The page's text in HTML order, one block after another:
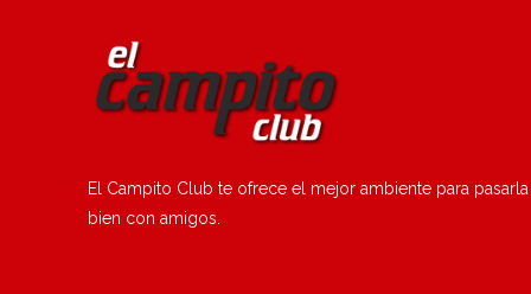
El Campito Club te ofrece el mejor ambiente para pasarla
bien con amigos.